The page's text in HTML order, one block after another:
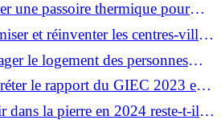
une passoire thermique pour
? et réinventer les centres-villes
de Ville ?
le logement des personnes
aides financières ?
le rapport du GIEC 2023 et
?
dans la pierre en 2024 reste-t-il